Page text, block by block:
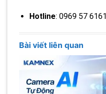
Hotline: 0969 57 6161
Bài viết liên quan